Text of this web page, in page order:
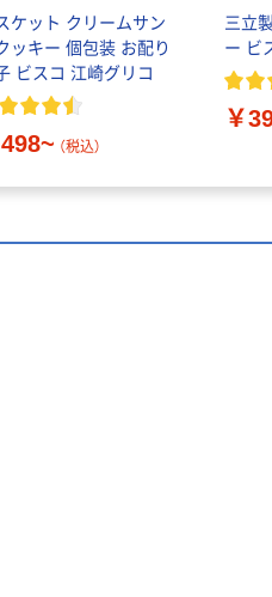
ケット クリームサン
ッキー 個包装 お配り
ビスコ 江崎グリコ
（税込）
三立
ー ビ
￥
ウダーフリー）
サントリー 天然
水 ミネラルウォ
ーター ペットボ
トル
￥686~